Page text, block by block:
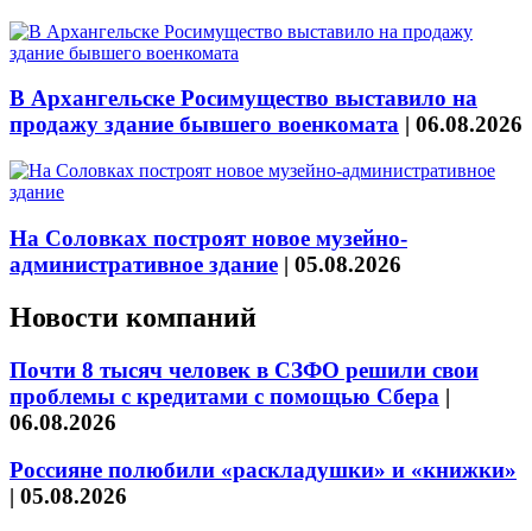
В Архангельске Росимущество выставило на
продажу здание бывшего военкомата | 06.08.2026
На Соловках построят новое музейно-
административное здание | 05.08.2026
Новости компаний
Почти 8 тысяч человек в СЗФО решили свои
проблемы с кредитами с помощью Сбера |
06.08.2026
Россияне полюбили «раскладушки» и «книжки»
| 05.08.2026